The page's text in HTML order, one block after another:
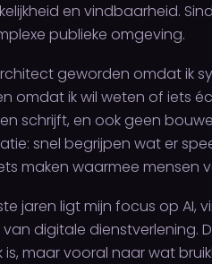
en vindbaarheid.
publieke omgeving.
geworden omdat ik
omdat ik wil weten of iets
schrijft, en ook geen
snel begrijpen wat er
maken waarmee mensen
jaren ligt mijn focus op AI,
digitale dienstverlening.
is, maar vooral naar wat